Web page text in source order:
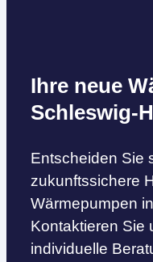
Ihre neue
Schleswig-
Entscheiden Sie
zukunftssichere
Wärmepumpen
Kontaktieren Sie
individuelle